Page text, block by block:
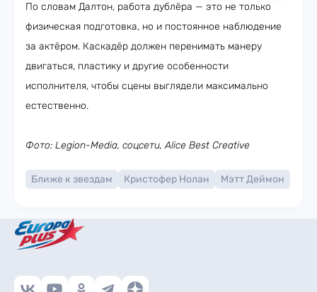
По словам Далтон, работа дублёра — это не только
физическая подготовка, но и постоянное наблюдение
за актёром. Каскадёр должен перенимать манеру
двигаться, пластику и другие особенности
исполнителя, чтобы сцены выглядели максимально
естественно.
Фото: Legion-Media, соцсети, Alice Best Creative
Ближе к звездам Кристофер Нолан Мэтт Деймон